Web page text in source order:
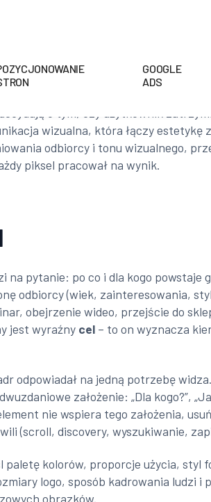
GOOGLE
ADS
o tym, czy użytkownik
wizualna, która łączy
odbiorcy i tonu wizualnego,
piksel pracował na wynik.
na pytanie: po co i dla kogo
odbiorcy (wiek, zainteresowania,
obejrzenie wideo, przejście do
jest wyraźny cel – to on wyznacza
odpowiadał na jedną potrzebę
założenie: „Dla kogo?”,
nie wspiera tego założenia,
(scroll, discovery, wyszukiwanie,
paletę kolorów, proporcje użycia,
logo, sposób kadrowania ludzi
obrazków.